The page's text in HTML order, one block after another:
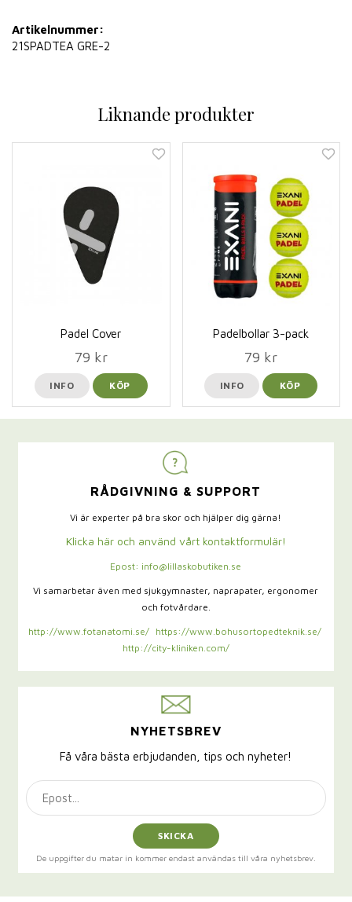
Artikelnummer:
21SPADTEA GRE-2
Liknande produkter
Padel Cover
79 kr
INFO KÖP
Padelbollar 3-pack
79 kr
INFO KÖP
RÅDGIVNING & SUPPORT
Vi är experter på bra skor och hjälper dig gärna!
Klicka här och använd vårt kontaktformulär!
Epost: info@lillaskobutiken.se
Vi samarbetar även med sjukgymnaster, naprapater, ergonomer
och fotvårdare.
http://www.fotanatomi.se/
https://www.bohusortopedteknik.se/
http://city-kliniken.com/
NYHETSBREV
Få våra bästa erbjudanden, tips och nyheter!
SKICKA
De uppgifter du matar in kommer endast användas till våra nyhetsbrev.